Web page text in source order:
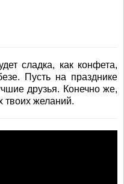
сладка, как конфета,
Пусть на празднике
друзья. Конечно же,
твоих желаний.